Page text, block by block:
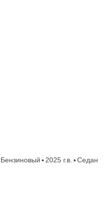
Бензиновый 2025 г.в. Седан